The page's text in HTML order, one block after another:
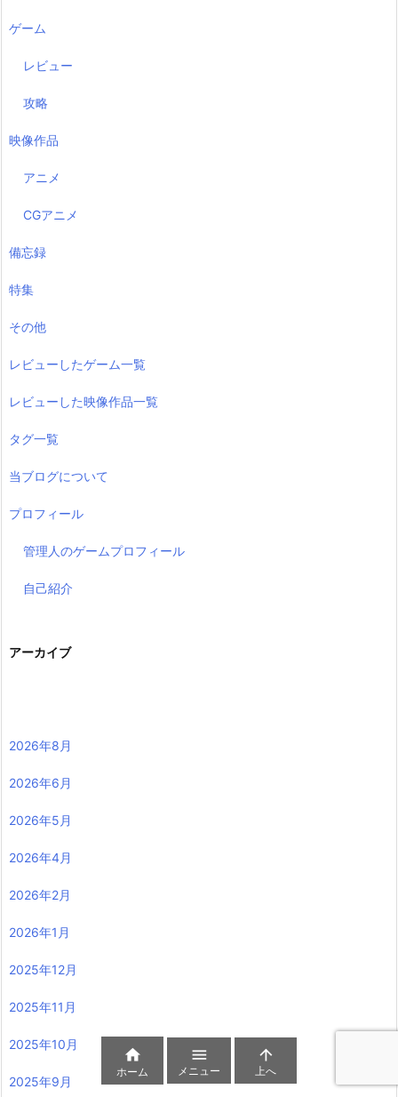
ゲーム
レビュー
攻略
映像作品
アニメ
CGアニメ
備忘録
特集
その他
レビューしたゲーム一覧
レビューした映像作品一覧
タグ一覧
当ブログについて
プロフィール
管理人のゲームプロフィール
自己紹介
アーカイブ
2026年8月
2026年6月
2026年5月
2026年4月
2026年2月
2026年1月
2025年12月
2025年11月
2025年10月
2025年9月

ホーム

メニュー

上へ